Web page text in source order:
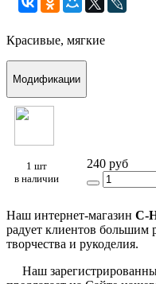
Красивые, мягкие
Модификации
1 шт
в наличии
240 руб
Наш интернет-магазин С-
радует клиентов большим
творчества и рукоделия.
Наш